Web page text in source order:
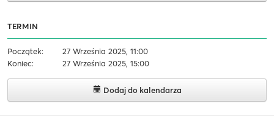
TERMIN
Początek:
27 Września 2025, 11:00
Koniec:
27 Września 2025, 15:00
Dodaj do kalendarza